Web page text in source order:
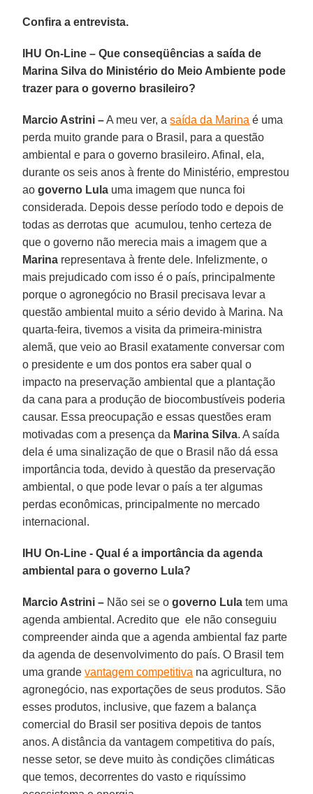
Confira a entrevista.
IHU On-Line – Que conseqüências a saída de
Marina Silva do Ministério do Meio Ambiente pode
trazer para o governo brasileiro?
Marcio Astrini –A meu ver, asaída da Marina é uma
perda muito grande para o Brasil, para a questão
ambiental e para o governo brasileiro. Afinal, ela,
durante os seis anos à frente do Ministério, emprestou
aogoverno Lula uma imagem que nunca foi
considerada. Depois desse período todo e depois de
todas as derrotas que acumulou, tenho certeza de
que o governo não merecia mais a imagem que a
Marina representava à frente dele. Infelizmente, o
mais prejudicado com isso é o país, principalmente
porque o agronegócio no Brasil precisava levar a
questão ambiental muito a sério devido à Marina. Na
quarta-feira, tivemos a visita da primeira-ministra
alemã, que veio ao Brasil exatamente conversar com
o presidente e um dos pontos era saber qual o
impacto na preservação ambiental que a plantação
da cana para a produção de biocombustíveis poderia
causar. Essa preocupação e essas questões eram
motivadas com a presença da Marina Silva. A saída
dela é uma sinalização de que o Brasil não dá essa
importância toda, devido à questão da preservação
ambiental, o que pode levar o país a ter algumas
perdas econômicas, principalmente no mercado
internacional.
IHU On-Line - Qual é a importância da agenda
ambiental para o governo Lula?
Marcio Astrini – Não sei se ogoverno Lula tem uma
agenda ambiental. Acredito que ele não conseguiu
compreender ainda que a agenda ambiental faz parte
da agenda de desenvolvimento do país. O Brasil tem
uma grandevantagem competitiva na agricultura, no
agronegócio, nas exportações de seus produtos. São
esses produtos, inclusive, que fazem a balança
comercial do Brasil ser positiva depois de tantos
anos. A distância da vantagem competitiva do país,
nesse setor, se deve muito às condições climáticas
que temos, decorrentes do vasto e riquíssimo